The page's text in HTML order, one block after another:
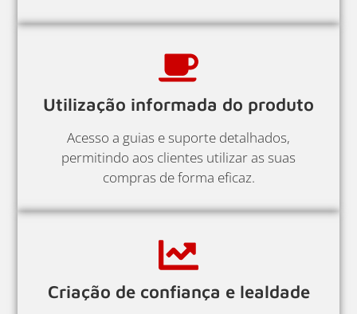
Utilização informada do produto
Acesso a guias e suporte detalhados,
permitindo aos clientes utilizar as suas
compras de forma eficaz.
Criação de confiança e lealdade